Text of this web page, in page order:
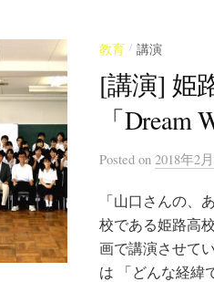
教育 / 講演
[講演] 姫
「Dream
Posted on 2018年2
「山口さんの、
校である姫路高
画で講演させて
は 「どんな経緯